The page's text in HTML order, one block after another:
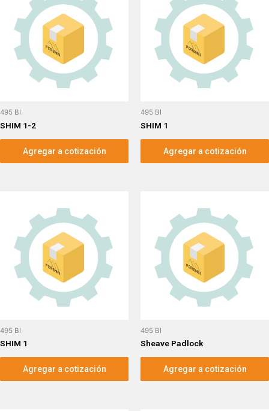
495 BI
SHIM 1-2
Agregar a cotización
495 BI
SHIM 1
Agregar a cotización
495 BI
SHIM 1
Agregar a cotización
495 BI
Sheave Padlock
Agregar a cotización